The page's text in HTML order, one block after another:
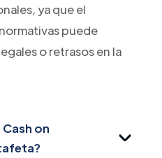
ya que el
puede
o retrasos en la
on